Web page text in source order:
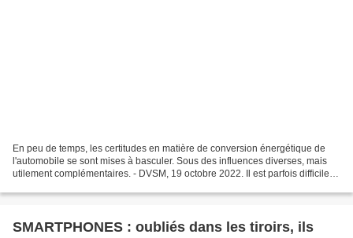
En peu de temps, les certitudes en matière de conversion énergétique de
l'automobile se sont mises à basculer. Sous des influences diverses, mais
utilement complémentaires. - DVSM, 19 octobre 2022. Il est parfois difficile
SMARTPHONES : oubliés dans les tiroirs, ils